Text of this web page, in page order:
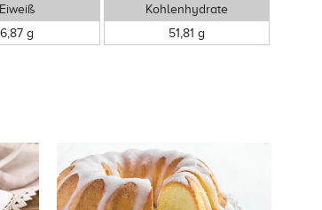
Eiweiß
6,87 g
Kohlenhydrate
51,81 g